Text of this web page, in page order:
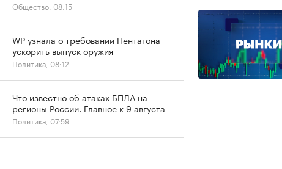
Общество, 08:15
WP узнала о требовании Пентагона
ускорить выпуск оружия
Политика, 08:12
Что известно об атаках БПЛА на
регионы России. Главное к 9 августа
Политика, 07:59